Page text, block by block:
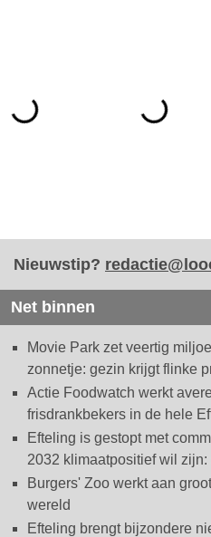
Nieuwstip?
Net binnen
Movie Park zet veertig
zonnetje: gezin krijgt flinke
Actie Foodwatch werkt
frisdrankbekers in de hele
Efteling is gestopt met
2032 klimaatpositief wil zijn:
Burgers' Zoo werkt aan
wereld
Efteling brengt bijzondere